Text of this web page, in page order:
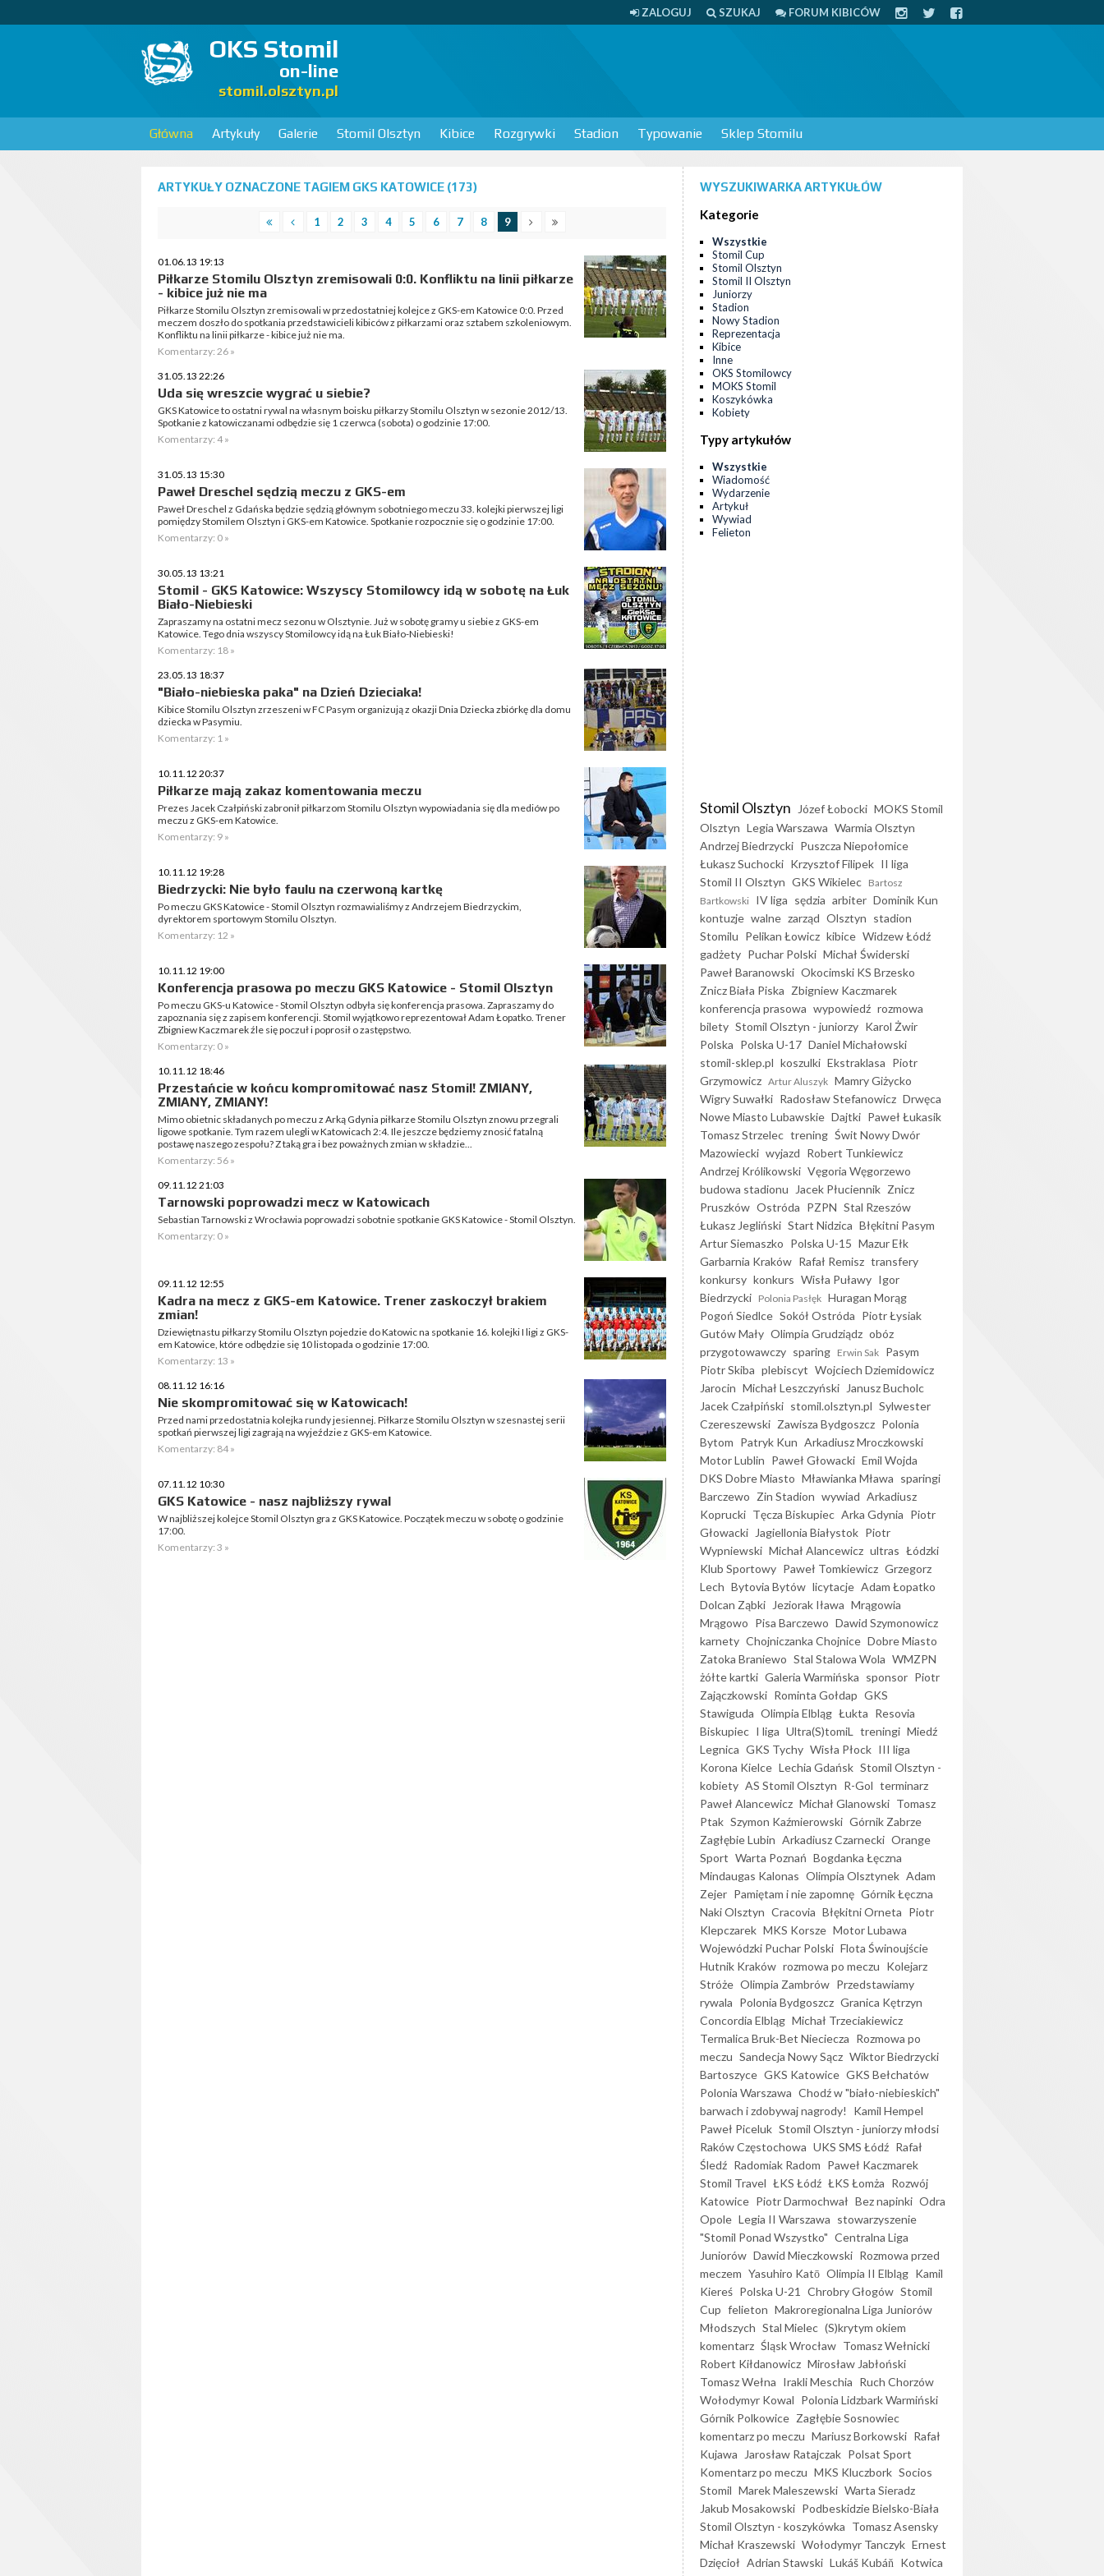
ZALOGUJ SZUKAJ FORUM KIBICÓW
OKS Stomil
on-line
stomil.olsztyn.pl
Główna Artykuły Galerie Stomil Olsztyn Kibice Rozgrywki Stadion Typowanie Sklep Stomilu
ARTYKUŁY OZNACZONE TAGIEM GKS KATOWICE (173)
1 2 3 4 5 6 7 8 9
01.06.13 19:13
Piłkarze Stomilu Olsztyn zremisowali 0:0. Konfliktu na linii piłkarze
- kibice już nie ma
Piłkarze Stomilu Olsztyn zremisowali w przedostatniej kolejce z GKS-em Katowice 0:0. Przed
meczem doszło do spotkania przedstawicieli kibiców z piłkarzami oraz sztabem szkoleniowym.
Konfliktu na linii piłkarze - kibice już nie ma.
Komentarzy: 26 »
31.05.13 22:26
Uda się wreszcie wygrać u siebie?
GKS Katowice to ostatni rywal na własnym boisku piłkarzy Stomilu Olsztyn w sezonie 2012/13.
Spotkanie z katowiczanami odbędzie się 1 czerwca (sobota) o godzinie 17:00.
Komentarzy: 4 »
31.05.13 15:30
Paweł Dreschel sędzią meczu z GKS-em
Paweł Dreschel z Gdańska będzie sędzią głównym sobotniego meczu 33. kolejki pierwszej ligi
pomiędzy Stomilem Olsztyn i GKS-em Katowice. Spotkanie rozpocznie się o godzinie 17:00.
Komentarzy: 0 »
30.05.13 13:21
Stomil - GKS Katowice: Wszyscy Stomilowcy idą w sobotę na Łuk
Biało-Niebieski
Zapraszamy na ostatni mecz sezonu w Olsztynie. Już w sobotę gramy u siebie z GKS-em
Katowice. Tego dnia wszyscy Stomilowcy idą na Łuk Biało-Niebieski!
Komentarzy: 18 »
23.05.13 18:37
"Biało-niebieska paka" na Dzień Dzieciaka!
Kibice Stomilu Olsztyn zrzeszeni w FC Pasym organizują z okazji Dnia Dziecka zbiórkę dla domu
dziecka w Pasymiu.
Komentarzy: 1 »
10.11.12 20:37
Piłkarze mają zakaz komentowania meczu
Prezes Jacek Czałpiński zabronił piłkarzom Stomilu Olsztyn wypowiadania się dla mediów po
meczu z GKS-em Katowice.
Komentarzy: 9 »
10.11.12 19:28
Biedrzycki: Nie było faulu na czerwoną kartkę
Po meczu GKS Katowice - Stomil Olsztyn rozmawialiśmy z Andrzejem Biedrzyckim,
dyrektorem sportowym Stomilu Olsztyn.
Komentarzy: 12 »
10.11.12 19:00
Konferencja prasowa po meczu GKS Katowice - Stomil Olsztyn
Po meczu GKS-u Katowice - Stomil Olsztyn odbyła się konferencja prasowa. Zapraszamy do
zapoznania się z zapisem konferencji. Stomil wyjątkowo reprezentował Adam Łopatko. Trener
Zbigniew Kaczmarek źle się poczuł i poprosił o zastępstwo.
Komentarzy: 0 »
10.11.12 18:46
Przestańcie w końcu kompromitować nasz Stomil! ZMIANY,
ZMIANY, ZMIANY!
Mimo obietnic składanych po meczu z Arką Gdynia piłkarze Stomilu Olsztyn znowu przegrali
ligowe spotkanie. Tym razem ulegli w Katowicach 2:4. Ile jeszcze będziemy znosić fatalną
postawę naszego zespołu? Z taką gra i bez poważnych zmian w składzie...
Komentarzy: 56 »
09.11.12 21:03
Tarnowski poprowadzi mecz w Katowicach
Sebastian Tarnowski z Wrocławia poprowadzi sobotnie spotkanie GKS Katowice - Stomil Olsztyn.
Komentarzy: 0 »
09.11.12 12:55
Kadra na mecz z GKS-em Katowice. Trener zaskoczył brakiem
zmian!
Dziewiętnastu piłkarzy Stomilu Olsztyn pojedzie do Katowic na spotkanie 16. kolejki I ligi z GKS-
em Katowice, które odbędzie się 10 listopada o godzinie 17:00.
Komentarzy: 13 »
08.11.12 16:16
Nie skompromitować się w Katowicach!
Przed nami przedostatnia kolejka rundy jesiennej. Piłkarze Stomilu Olsztyn w szesnastej serii
spotkań pierwszej ligi zagrają na wyjeździe z GKS-em Katowice.
Komentarzy: 84 »
07.11.12 10:30
GKS Katowice - nasz najbliższy rywal
W najbliższej kolejce Stomil Olsztyn gra z GKS Katowice. Początek meczu w sobotę o godzinie
17:00.
Komentarzy: 3 »
WYSZUKIWARKA ARTYKUŁÓW
Kategorie
Wszystkie
Stomil Cup
Stomil Olsztyn
Stomil II Olsztyn
Juniorzy
Stadion
Nowy Stadion
Reprezentacja
Kibice
Inne
OKS Stomilowcy
MOKS Stomil
Koszykówka
Kobiety
Typy artykułów
Wszystkie
Wiadomość
Wydarzenie
Artykuł
Wywiad
Felieton
Stomil Olsztyn Józef Łobocki MOKS Stomil
Olsztyn Legia Warszawa Warmia Olsztyn
Andrzej Biedrzycki Puszcza Niepołomice
Łukasz Suchocki Krzysztof Filipek II liga
Stomil II Olsztyn GKS Wikielec Bartosz
Bartkowski IV liga sędzia arbiter Dominik Kun
kontuzje walne zarząd Olsztyn stadion
Stomilu Pelikan Łowicz kibice Widzew Łódź
gadżety Puchar Polski Michał Świderski
Paweł Baranowski Okocimski KS Brzesko
Znicz Biała Piska Zbigniew Kaczmarek
konferencja prasowa wypowiedź rozmowa
bilety Stomil Olsztyn - juniorzy Karol Żwir
Polska Polska U-17 Daniel Michałowski
stomil-sklep.pl koszulki Ekstraklasa Piotr
Grzymowicz Artur Aluszyk Mamry Giżycko
Wigry Suwałki Radosław Stefanowicz Drwęca
Nowe Miasto Lubawskie Dajtki Paweł Łukasik
Tomasz Strzelec trening Świt Nowy Dwór
Mazowiecki wyjazd Robert Tunkiewicz
Andrzej Królikowski Vęgoria Węgorzewo
budowa stadionu
Jacek Płuciennik Znicz
Pruszków Ostróda PZPN Stal Rzeszów
Łukasz Jegliński Start Nidzica Błękitni Pasym
Artur Siemaszko Polska U-15 Mazur Ełk
Garbarnia Kraków Rafał Remisz transfery
konkursy konkurs Wisła Puławy Igor
Biedrzycki Polonia Pasłęk Huragan Morąg
Pogoń Siedlce Sokół Ostróda Piotr Łysiak
Gutów Mały Olimpia Grudziądz obóz
przygotowawczy sparing Erwin Sak Pasym
Piotr Skiba plebiscyt Wojciech Dziemidowicz
Jarocin Michał Leszczyński
Janusz Bucholc
Jacek Czałpiński stomil.olsztyn.pl Sylwester
Czereszewski Zawisza Bydgoszcz Polonia
Bytom Patryk Kun Arkadiusz Mroczkowski
Motor Lublin Paweł Głowacki Emil Wojda
DKS Dobre Miasto Mławianka Mława sparingi
Barczewo Zin Stadion wywiad Arkadiusz
Koprucki Tęcza Biskupiec Arka Gdynia Piotr
Głowacki
Jagiellonia Białystok Piotr
Wypniewski Michał Alancewicz ultras Łódzki
Klub Sportowy Paweł Tomkiewicz Grzegorz
Lech Bytovia Bytów licytacje Adam Łopatko
Dolcan Ząbki
Jeziorak Iława Mrągowia
Mrągowo Pisa Barczewo Dawid Szymonowicz
karnety Chojniczanka Chojnice Dobre Miasto
Zatoka Braniewo Stal Stalowa Wola WMZPN
żółte kartki Galeria Warmińska sponsor Piotr
Zajączkowski Rominta Gołdap GKS
Stawiguda Olimpia Elbląg Łukta Resovia
Biskupiec I liga Ultra(S)tomiL treningi Miedź
Legnica GKS Tychy Wisła Płock III liga
Korona Kielce Lechia Gdańsk Stomil Olsztyn -
kobiety AS Stomil Olsztyn R-Gol terminarz
Paweł Alancewicz Michał Glanowski Tomasz
Ptak Szymon Kaźmierowski Górnik Zabrze
Zagłębie Lubin Arkadiusz Czarnecki Orange
Sport Warta Poznań Bogdanka Łęczna
Mindaugas Kalonas Olimpia Olsztynek Adam
Zejer Pamiętam i nie zapomnę Górnik Łęczna
Naki Olsztyn Cracovia Błękitni Orneta Piotr
Klepczarek MKS Korsze Motor Lubawa
Wojewódzki Puchar Polski Flota Świnoujście
Hutnik Kraków rozmowa po meczu Kolejarz
Stróże Olimpia Zambrów Przedstawiamy
rywala Polonia Bydgoszcz Granica Kętrzyn
Concordia Elbląg Michał Trzeciakiewicz
Termalica Bruk-Bet Nieciecza Rozmowa po
meczu Sandecja Nowy Sącz Wiktor Biedrzycki
Bartoszyce GKS Katowice GKS Bełchatów
Polonia Warszawa Chodź w "biało-niebieskich"
barwach i zdobywaj nagrody!
Kamil Hempel
Paweł Piceluk Stomil Olsztyn - juniorzy młodsi
Raków Częstochowa UKS SMS Łódź Rafał
Śledź Radomiak Radom Paweł Kaczmarek
Stomil Travel ŁKS Łódź ŁKS Łomża Rozwój
Katowice Piotr Darmochwał Bez napinki Odra
Opole Legia II Warszawa stowarzyszenie
"Stomil Ponad Wszystko" Centralna Liga
Juniorów Dawid Mieczkowski Rozmowa przed
meczem Yasuhiro Katō Olimpia II Elbląg Kamil
Kiereś Polska U-21 Chrobry Głogów Stomil
Cup felieton Makroregionalna Liga Juniorów
Młodszych Stal Mielec (S)krytym okiem
komentarz Śląsk Wrocław Tomasz Wełnicki
Robert Kiłdanowicz Mirosław Jabłoński
Tomasz Wełna Irakli Meschia Ruch Chorzów
Wołodymyr Kowal Polonia Lidzbark Warmiński
Górnik Polkowice Zagłębie Sosnowiec
komentarz po meczu Mariusz Borkowski Rafał
Kujawa
Jarosław Ratajczak Polsat Sport
Komentarz po meczu MKS Kluczbork Socios
Stomil Marek Maleszewski Warta Sieradz
Jakub Mosakowski Podbeskidzie Bielsko-Biała
Stomil Olsztyn - koszykówka Tomasz Asensky
Michał Kraszewski Wołodymyr Tanczyk Ernest
Dzięcioł Adrian Stawski Lukáš Kubáň Kotwica